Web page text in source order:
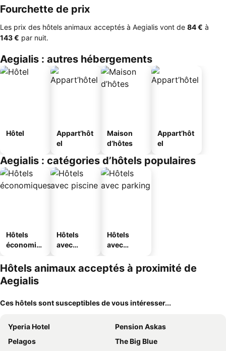
Fourchette de prix
Les prix des hôtels animaux acceptés à Aegialis vont de ‎84 € à
‎143 € par nuit.
Aegialis : autres hébergements
Hôtel
Appart’hôt
el
Maison
d’hôtes
Appart’hôt
el
Aegialis : catégories d’hôtels populaires
Hôtels
économiq
Hôtels
avec
Hôtels
avec
Hôtels animaux acceptés à proximité de
Aegialis
Ces hôtels sont susceptibles de vous intéresser...
Yperia Hotel
Pension Askas
Pelagos
The Big Blue